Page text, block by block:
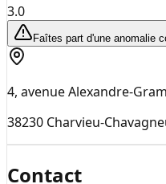
3.0
Faîtes part d'une anomalie
4, avenue Alexandre-
38230 Charvieu-
Contact